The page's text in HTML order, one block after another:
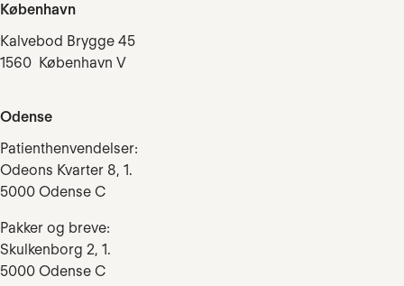
København
Kalvebod Brygge 45
1560 København V
Odense
Patienthenvendelser:
Odeons Kvarter 8, 1.
5000 Odense C
Pakker og breve:
Skulkenborg 2, 1.
5000 Odense C